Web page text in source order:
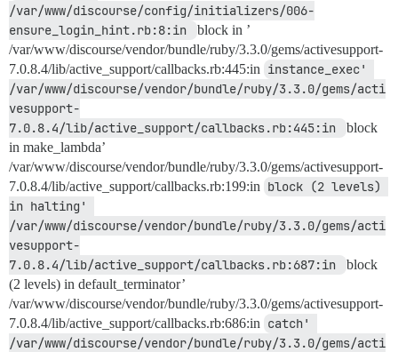
/var/www/discourse/config/initializers/006-
ensure_login_hint.rb:8:in
block in ’
/var/www/discourse/vendor/bundle/ruby/3.3.0/gems/activesupport-
7.0.8.4/lib/active_support/callbacks.rb:445:in instance_exec'
/var/www/discourse/vendor/bundle/ruby/3.3.0/gems/acti
vesupport-
7.0.8.4/lib/active_support/callbacks.rb:445:in
block
in make_lambda’
/var/www/discourse/vendor/bundle/ruby/3.3.0/gems/activesupport-
7.0.8.4/lib/active_support/callbacks.rb:199:in block (2 levels)
in halting'
/var/www/discourse/vendor/bundle/ruby/3.3.0/gems/acti
vesupport-
7.0.8.4/lib/active_support/callbacks.rb:687:in
block
(2 levels) in default_terminator’
/var/www/discourse/vendor/bundle/ruby/3.3.0/gems/activesupport-
7.0.8.4/lib/active_support/callbacks.rb:686:in catch'
/var/www/discourse/vendor/bundle/ruby/3.3.0/gems/acti